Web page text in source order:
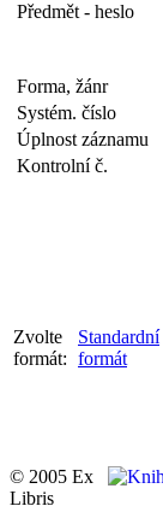
Předmět - heslo
Forma, žánr
Systém. číslo
Úplnost záznamu
Kontrolní č.
Zvolte
formát:
Standardní
formát
© 2005 Ex
Libris